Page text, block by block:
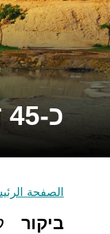
כ-45 דקות נסיעה
الصفحة
ביקור